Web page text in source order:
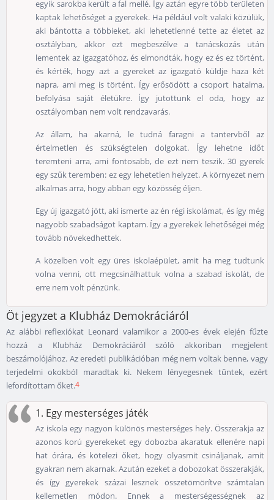
egyik sarokba került a fal mellé. Így aztán egyre több területen
kaptak lehetőséget a gyerekek. Ha például volt valaki közülük,
aki bántotta a többieket, aki lehetetlenné tette az életet az
osztályban, akkor ezt megbeszélve a tanácskozás után
lementek az igazgatóhoz, és elmondták, hogy ez és ez történt,
és kérték, hogy azt a gyereket az igazgató küldje haza két
napra, ami meg is történt. Így erősödött a csoport hatalma,
befolyása saját életükre. Így jutottunk el oda, hogy az
osztályomban nem volt rendzavarás.
Az állam, ha akarná, le tudná faragni a tantervből az
értelmetlen és szükségtelen dolgokat. Így lehetne időt
teremteni arra, ami fontosabb, de ezt nem teszik. 30 gyerek
egy szűk teremben: ez egy lehetetlen helyzet. A környezet nem
alkalmas arra, hogy abban egy közösség éljen.
Egy új igazgató jött, aki ismerte az én régi iskolámat, és így még
nagyobb szabadságot kaptam. Így a gyerekek lehetőségei még
tovább növekedhettek.
A közelben volt egy üres iskolaépület, amit ha meg tudtunk
volna venni, ott megcsinálhattuk volna a szabad iskolát, de
erre nem volt pénzünk.
Öt jegyzet a Klubház Demokráciáról
Az alábbi reflexiókat Leonard valamikor a 2000-es évek elején fűzte
hozzá a Klubház Demokráciáról szóló akkoriban megjelent
beszámolójához. Az eredeti publikációban még nem voltak benne, vagy
terjedelmi okokból maradtak ki. Nekem lényegesnek tűntek, ezért
lefordítottam őket.4
1. Egy mesterséges játék
Az iskola egy nagyon különös mesterséges hely. Összerakja az
azonos korú gyerekeket egy dobozba akaratuk ellenére napi
hat órára, és kötelezi őket, hogy olyasmit csináljanak, amit
gyakran nem akarnak. Azután ezeket a dobozokat összerakják,
és így gyerekek százai lesznek összetömörítve számtalan
kellemetlen módon. Ennek a mesterségességnek az